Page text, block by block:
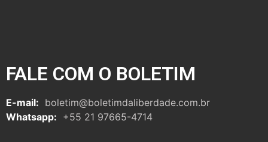
FALE COM O BOLETIM
E-mail: boletim@boletimdaliberdade.com.br
Whatsapp: +55 21 97665-4714